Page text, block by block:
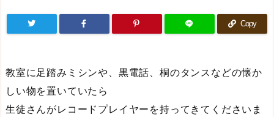
Copy
教室に足踏みミシンや、黒電話、桐のタンスなどの懐か
しい物を置いていたら
生徒さんがレコードプレイヤーを持ってきてくださいま